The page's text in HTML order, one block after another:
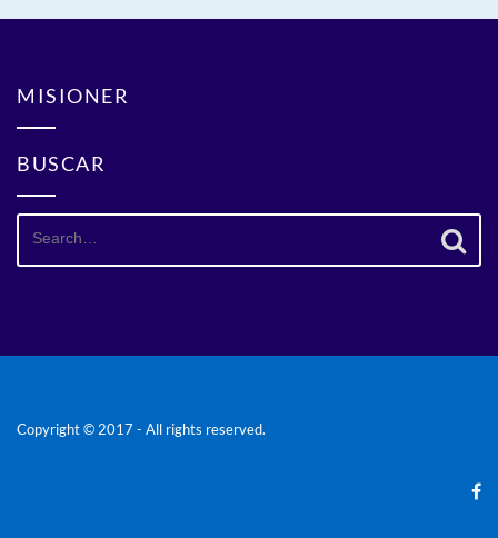
MISIONER
BUSCAR
Search
Copyright © 2017 - All rights reserved.